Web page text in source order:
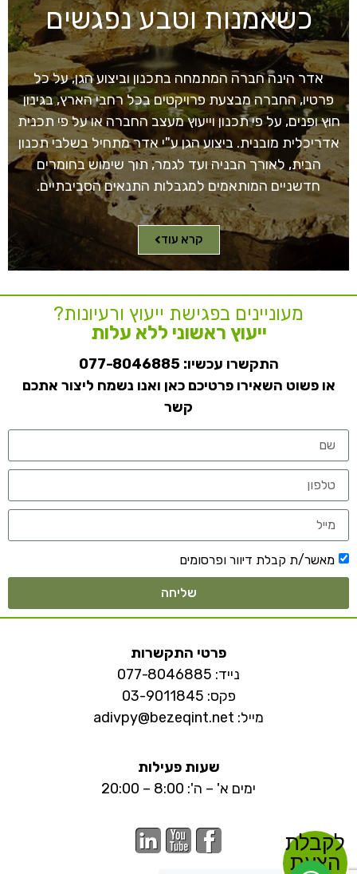
כשאמנות וטבע נפגשים
אדר הינה חברה המתמחה בתכנון וביצוע הגן, על כל
פרטיו, החברה מבצעת פרויקטים בכל רחבי הארץ, בגינון
חוץ ופנים, על פי תכנון וייעוץ מעצב החברה או על פי תכנית
אדריכלית מובנית. ביצוע הגן ע"י אדר מתחיל בשלבי תכנון
הבית, לאורך הבניה ועד לגמר, תוך שימוש בחומרים
חדשניים המותאמים למגבלות התנאים הסביבתיים.
קרא עוד
מעוניינים בפגישת ייעוץ ורעיונות?
ייעוץ ראשוני ללא עלות
התקשרו עכשיו:077-8046885
או פשוט השאירו פרטיכם כאן ואנו נשמח ליצור אתכם
קשר
מאשר/ת קבלת דיוור ופרסומים
שליחה
פרטי התקשרות
נייד: 077-8046885
פקס: 03-9011845
מייל: adivpy@bezeqint.net
שעות פעילות
ימים א' – ה': 8:00 – 20:00
לקבלת
הצעת